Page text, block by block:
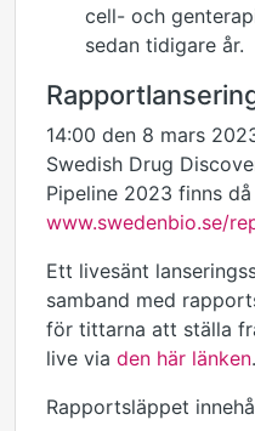
cell- och
sedan tidigare år.
Rapport
14:00 den 8 mars
Swedish Drug
Pipeline 2023 finns
www.swedenbio.se/
Ett livesänt
samband med
för tittarna att ställa
live via den här länken.
Rapportsläppet